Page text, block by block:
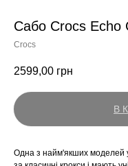
Сабо Crocs Echo
Crocs
2599,00 грн
В
Одна з найм'якших моделей у